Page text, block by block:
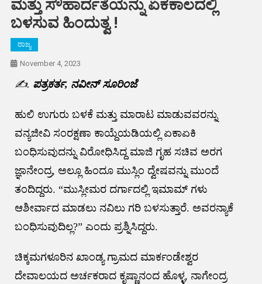
ಮತ್ತು ಸೌಹಾರ್ದತೆಯನ್ನು ಏಕಕಾಲದಲ್ಲಿ
ಬಳಸುವ ಹಿಂದುತ್ವ !
ರಾಜ್ಯ
November 4, 2023
✍️. ಪತ್ರಕರ್ತ, ನವೀನ್ ಸೂರಿಂಜೆ
ಹುಲಿ ಉಗುರು ಬಳಕೆ ಮತ್ತು ಮಾರಾಟ ಮಾಡುವವರನ್ನು
ವನ್ಯಜೀವಿ ಸಂರಕ್ಷಣಾ ಕಾಯ್ದೆಯಡಿಯಲ್ಲಿ ಏಕಾಏಕಿ
ಬಂಧಿಸುವುದನ್ನು ವಿರೋಧಿಸಿದ್ದ ಮಾಜಿ ಗೃಹ ಸಚಿವ ಅರಗ
ಜ್ಞಾನೇಂದ್ರ, ಅಲ್ಲೂ ಹಿಂದೂ ಮುಸ್ಲಿಂ ದ್ವೇಷವನ್ನು ಮುಂದೆ
ತಂದಿದ್ದರು. “ಮುಸ್ಲೀಮರ ದರ್ಗಾದಲ್ಲಿ ಇಮಾಮ್ ಗಳು
ಆಶೀರ್ವಾದ ಮಾಡಲು ನವಿಲು ಗರಿ ಬಳಸುತ್ತಾರೆ. ಅವರನ್ಯಾಕೆ
ಬಂಧಿಸುವುದಿಲ್ಲ?” ಎಂದು ಪ್ರಶ್ನಿಸಿದ್ದರು.
ಚಿಕ್ಕಮಗಳೂರಿನ ಖಾಂಡ್ಯ ಗ್ರಾಮದ ಮಾರ್ಕಂಡೇಶ್ವರ
ದೇವಾಲಯದ ಅರ್ಚಕರಾದ ಕೃಷ್ಣಾನಂದ ಹೊಳ್ಳ, ನಾಗೇಂದ್ರ